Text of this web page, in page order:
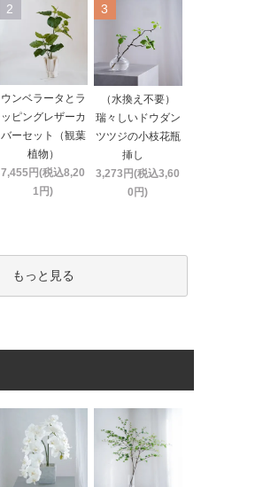
2
ウンベラータとラ
ッピングレザーカ
バーセット（観葉
植物）
7,455円(税込8,20
1円)
3
（水換え不要）
瑞々しいドウダン
ツツジの小枝花瓶
挿し
3,273円(税込3,60
0円)
もっと見る